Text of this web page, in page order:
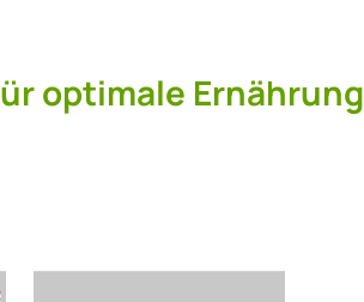
optimale Ernährung